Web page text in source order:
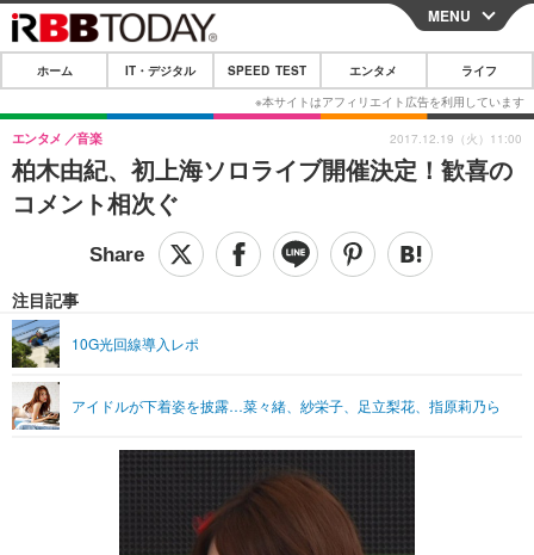
CLOSE
ホーム
IT・デジタル
IT・デジタルTOP スマートフォン
ショッピング その他
SPEED TEST
エンタメTOP 映画・ドラマ
グラビア ブログ
ライフTOP
リリース一覧
プッシュ通知の停止方法
MENU
ホーム IT・デジタル SPEED TEST エンタメ ライフ
柏木由紀、初上海ソロライブ開催決定！歓喜の
コメント相次ぐ
エンタメ 音楽
注目記事
10G光回線導入レポ
アイドルが下着姿を披露…菜々緒、紗栄子、足立梨花、指原莉乃ら
2017.12.19（火）11:00